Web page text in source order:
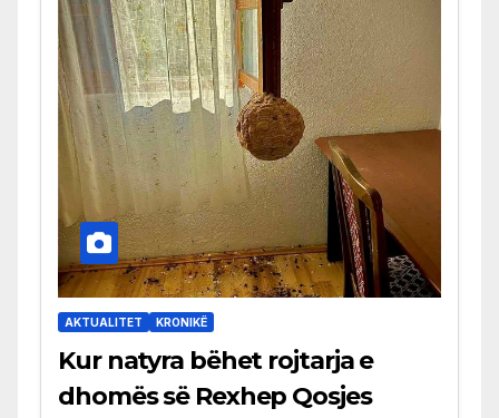
AKTUALITET KRONIKË
Kur natyra bëhet rojtarja e
dhomës së Rexhep Qosjes